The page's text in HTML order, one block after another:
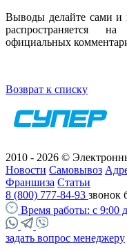
Выводы делайте сами и
распространяется
официальных
Возврат к списку
2010 - 2026 ©
Новости Самовывоз
Франшиза Статьи
8 (800) 777-84-93 звонок
Время работы: с 9:00
задать вопрос менеджеру